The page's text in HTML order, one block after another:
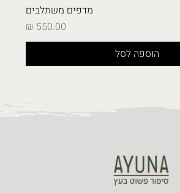
מדפים משתלבים
מחיר
הוספה לסל